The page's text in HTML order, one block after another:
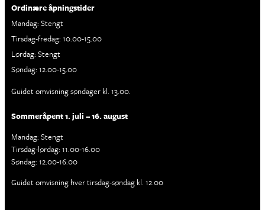
Ordinære åpningstider
Mandag: Stengt
Tirsdag-fredag: 10.00-15.00
Lørdag: Stengt
Søndag: 12.00-15.00
Guidet omvisning søndager kl. 13.00.
Sommeråpent 1. juli – 16. august
Mandag: Stengt
Tirsdag-lørdag: 11.00-16.00
Søndag: 12.00-16.00
Guidet omvisning hver tirsdag-søndag kl. 12.00